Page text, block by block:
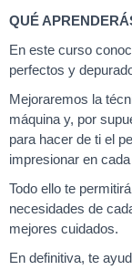
QUÉ
En este curso
perfectos y
Mejoraremos la
máquina y, por
para hacer de ti el
impresionar en
Todo ello te
necesidades de
mejores cuidados.
En definitiva, te